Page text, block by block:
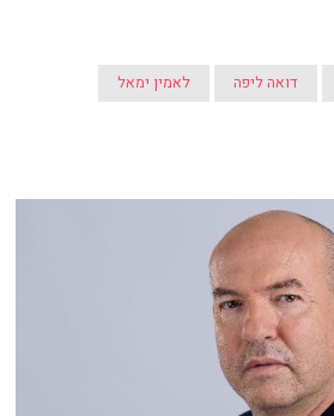
דואה ליפה
לאמין ימאל